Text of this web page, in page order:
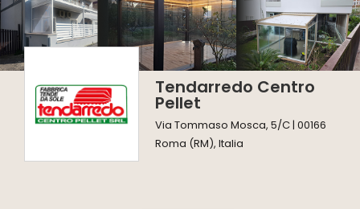
Tendarredo Centro
Pellet
Via Tommaso Mosca, 5/C | 00166
Roma (RM), Italia